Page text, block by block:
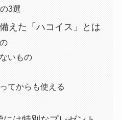
3選
えた「ハコイス」とは
いもの
てからも使える